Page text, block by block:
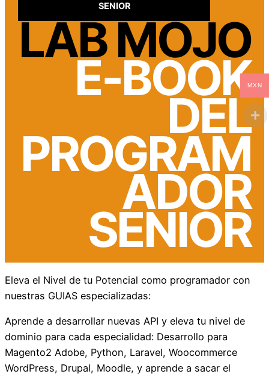
SENIOR
LAB MOJO
E-BOOK
DEL
PROGRAM
ADOR
SENIOR
Eleva el Nivel de tu Potencial como programador con
nuestras GUIAS especializadas:
Aprende a desarrollar nuevas API y eleva tu nivel de
dominio para cada especialidad: Desarrollo para
Magento2 Adobe, Python, Laravel, Woocommerce
WordPress, Drupal, Moodle, y aprende a sacar el
MXN